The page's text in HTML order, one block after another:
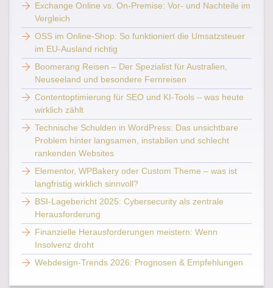
Exchange Online vs. On-Premise: Vor- und Nachteile im
Vergleich
OSS im Online-Shop: So funktioniert die Umsatzsteuer
im EU-Ausland richtig
Boomerang Reisen – Der Spezialist für Australien,
Neuseeland und besondere Fernreisen
Contentoptimierung für SEO und KI-Tools – was heute
wirklich zählt
Technische Schulden in WordPress: Das unsichtbare
Problem hinter langsamen, instabilen und schlecht
rankenden Websites
Elementor, WPBakery oder Custom Theme – was ist
langfristig wirklich sinnvoll?
BSI-Lagebericht 2025: Cybersecurity als zentrale
Herausforderung
Finanzielle Herausforderungen meistern: Wenn
Insolvenz droht
Webdesign-Trends 2026: Prognosen & Empfehlungen